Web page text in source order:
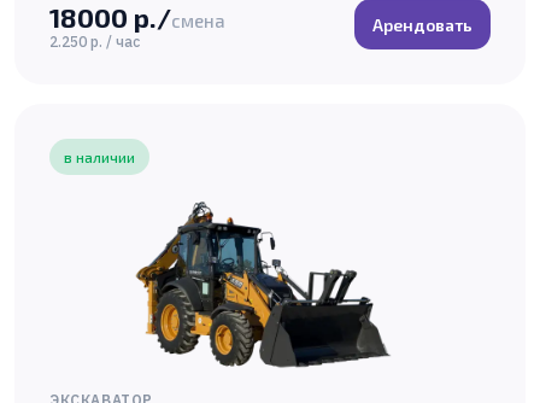
18000 р./смена
2.250 р. / час
Арендовать
в наличии